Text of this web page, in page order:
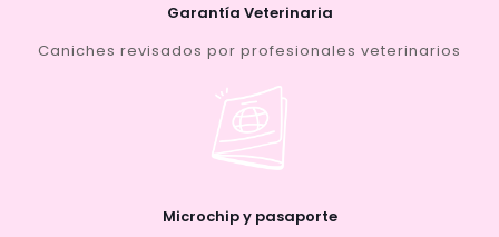
Garantía Veterinaria
Caniches revisados por profesionales veterinarios
Microchip y pasaporte